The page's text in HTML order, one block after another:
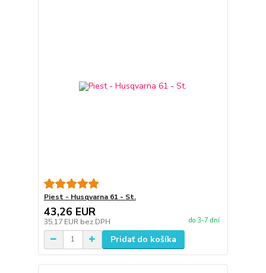
Piest - Husqvarna 61 - St.
43,26 EUR
35,17 EUR bez DPH do 3-7 dní
Pridať do košíka